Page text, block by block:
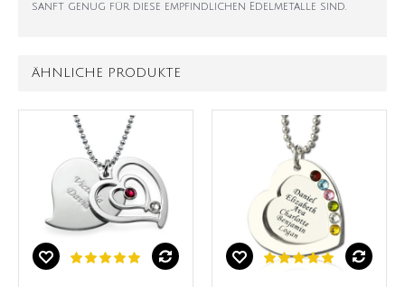
sanft genug für diese empfindlichen Edelmetalle sind.
ÄHNLICHE PRODUKTE